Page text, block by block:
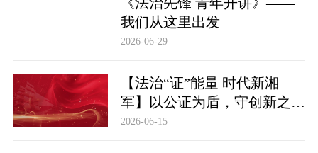
我们从这里出发
2026-06-29
【法治“证”能量 时代新湘
军】以公证为盾，守创新之魂
湖南青年公证人为知识产权保
2026-06-15